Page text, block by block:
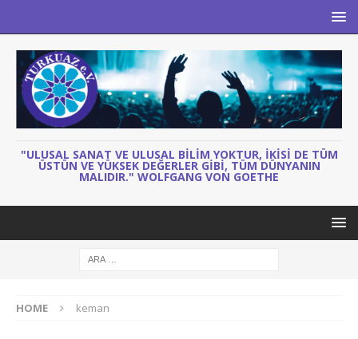
"ULUSAL SANAT VE ULUSAL BILIM YOKTUR, IKISI DE TÜM
ÜSTÜN VE YÜKSEK DEĞERLER GIBI, TÜM DÜNYANIN
MALIDIR." WOLFGANG VON GOETHE
HOME keman